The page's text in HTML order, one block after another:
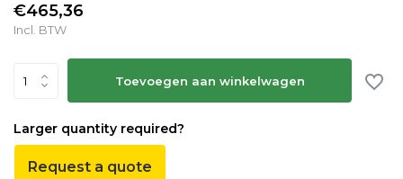
€465,36
Incl. BTW
Toevoegen aan winkelwagen
Larger quantity required?
Request a quote